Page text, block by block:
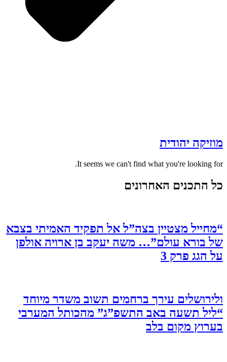
מוזיקה יהודית
It seems we can't find what you're looking for.
כל התכנים האחרונים
“מחייל מצטיין בצה”ל אל תפקיד האמיתי בצבא
של בורא עולם”… משה יעקב בן ארויה אולפן
על הגג פרק 3
ולירושלים עירך ברחמים תשוב משדר מיוחד
“ליל תשעה באב התשפ”ג” מהכותל המערבי
בערוץ מקום בלב